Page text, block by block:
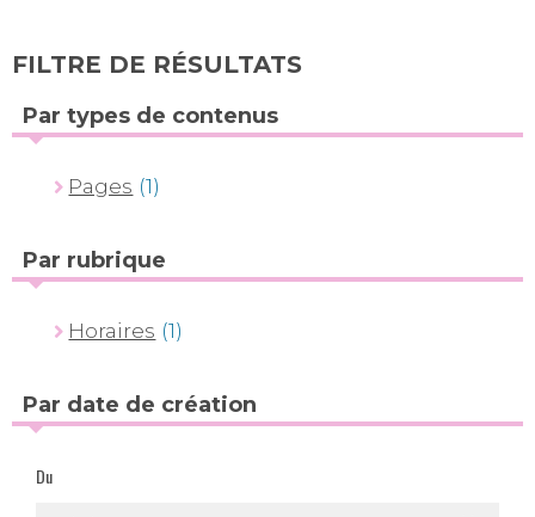
FILTRE DE RÉSULTATS
Par types de contenus
Pages (1)
Par rubrique
Horaires (1)
Par date de création
Du